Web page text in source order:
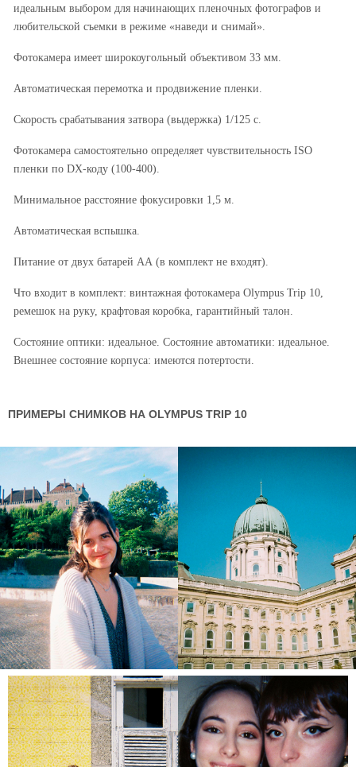
идеальным выбором для начинающих пленочных фотографов и
любительской съемки в режиме «наведи и снимай».
Фотокамера имеет широкоугольный объективом 33 мм.
Автоматическая перемотка и продвижение пленки.
Скорость срабатывания затвора (выдержка) 1/125 с.
Фотокамера самостоятельно определяет чувствительность ISO
пленки по DX-коду (100-400).
Минимальное расстояние фокусировки 1,5 м.
Автоматическая вспышка.
Питание от двух батарей АА (в комплект не входят).
Что входит в комплект: винтажная фотокамера Olympus Trip 10,
ремешок на руку, крафтовая коробка, гарантийный талон.
Состояние оптики: идеальное. Состояние автоматики: идеальное.
Внешнее состояние корпуса: имеются потертости.
ПРИМЕРЫ СНИМКОВ НА OLYMPUS TRIP 10